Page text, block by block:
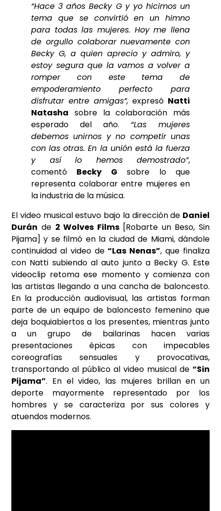
“Hace 3 años Becky G y yo hicimos un
tema que se convirtió en un himno
para todas las mujeres. Hoy me llena
de orgullo colaborar nuevamente con
Becky G, a quien aprecio y admiro, y
estoy segura que la vamos a volver a
romper con este tema de
empoderamiento perfecto para
disfrutar entre amigas”,expresó Natti
Natasha sobre la colaboración más
esperado del año. “Las mujeres
debemos unirnos y no competir unas
con las otras. En la unión está la fuerza
y así lo hemos demostrado”,
comentó Becky G sobre lo que
representa colaborar entre mujeres en
la industria de la música.
El video musical estuvo bajo la dirección de Daniel
Durán de 2 Wolves Films [Robarte un Beso, Sin
Pijama] y se filmó en la ciudad de Miami, dándole
continuidad al video de “Las Nenas”, que finaliza
con Natti subiendo al auto junto a Becky G. Este
videoclip retoma ese momento y comienza con
las artistas llegando a una cancha de baloncesto.
En la producción audiovisual, las artistas forman
parte de un equipo de baloncesto femenino que
deja boquiabiertos a los presentes, mientras junto
a un grupo de bailarinas hacen varias
presentaciones épicas con impecables
coreografías sensuales y provocativas,
transportando al público al video musical de “Sin
Pijama”. En el video, las mujeres brillan en un
deporte mayormente representado por los
hombres y se caracteriza por sus colores y
atuendos modernos.